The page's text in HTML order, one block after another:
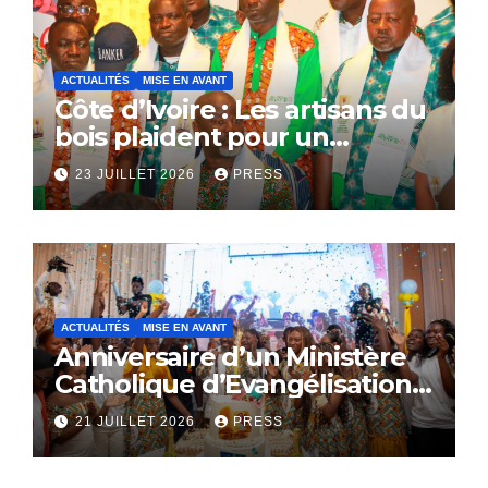
ACTUALITÉS MISE EN AVANT
Côte d’Ivoire : Les artisans du
bois plaident pour un
dialogue national
23 JUILLET 2026 PRESS
ACTUALITÉS MISE EN AVANT
Anniversaire d’un Ministère
Catholique d’Evangélisation:
Le SACERDOCE ROYAL
célèbre ses 16 ans
d’existence
21 JUILLET 2026 PRESS